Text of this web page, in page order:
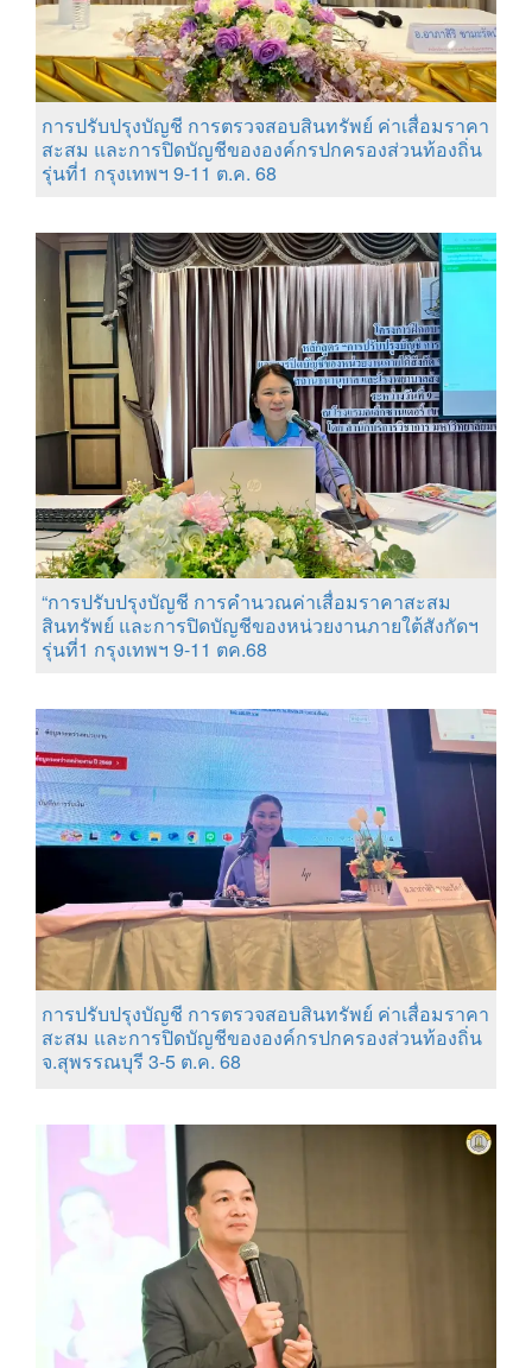
การปรับปรุงบัญชี การตรวจสอบสินทรัพย์ ค่าเสื่อมราคา
สะสม และการปิดบัญชีขององค์กรปกครองส่วนท้องถิ่น
รุ่นที่1 กรุงเทพฯ 9-11 ต.ค. 68
“การปรับปรุงบัญชี การคำนวณค่าเสื่อมราคาสะสม
สินทรัพย์ และการปิดบัญชีของหน่วยงานภายใต้สังกัดฯ
รุ่นที่1 กรุงเทพฯ 9-11 ตค.68
การปรับปรุงบัญชี การตรวจสอบสินทรัพย์ ค่าเสื่อมราคา
สะสม และการปิดบัญชีขององค์กรปกครองส่วนท้องถิ่น
จ.สุพรรณบุรี 3-5 ต.ค. 68